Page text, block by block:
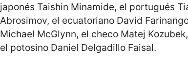
japonés Taishin Minamide, el portugués
Abrosimov, el ecuatoriano David
Michael McGlynn, el checo Matej
el potosino Daniel Delgadillo Faisal.